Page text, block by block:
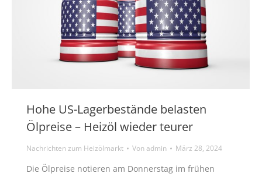
Hohe US-Lagerbestände belasten
Ölpreise – Heizöl wieder teurer
Nachrichten zum Heizölmarkt Vonadmin März 28, 2024
Die Ölpreise notieren am Donnerstag im frühen